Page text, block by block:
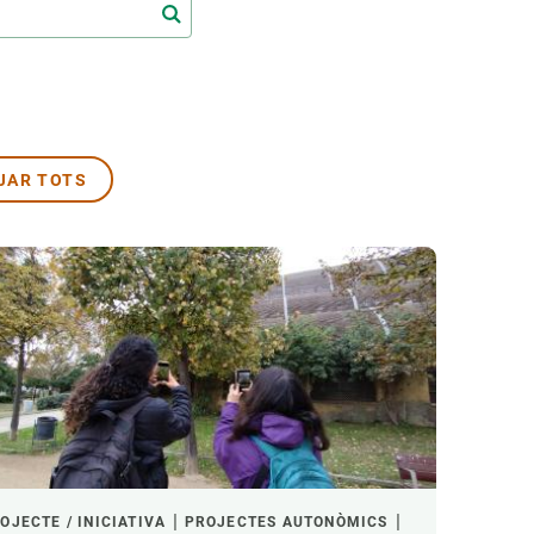
TOTS
/ INICIATIVA
PROJECTES AUTONÒMICS